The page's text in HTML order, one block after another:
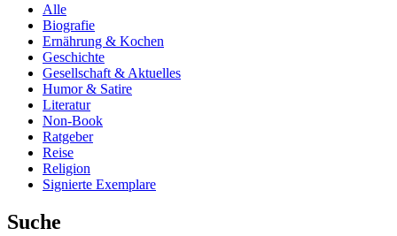
Alle
Biografie
Ernährung & Kochen
Geschichte
Gesellschaft & Aktuelles
Humor & Satire
Literatur
Non-Book
Ratgeber
Reise
Religion
Signierte Exemplare
Suche